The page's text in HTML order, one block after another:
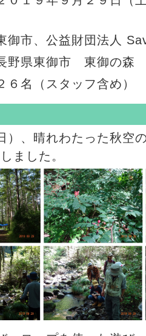
市、公益財団法人
県東御市 東御の森
名（スタッフ含め）
）、晴れわたった秋空
ました。